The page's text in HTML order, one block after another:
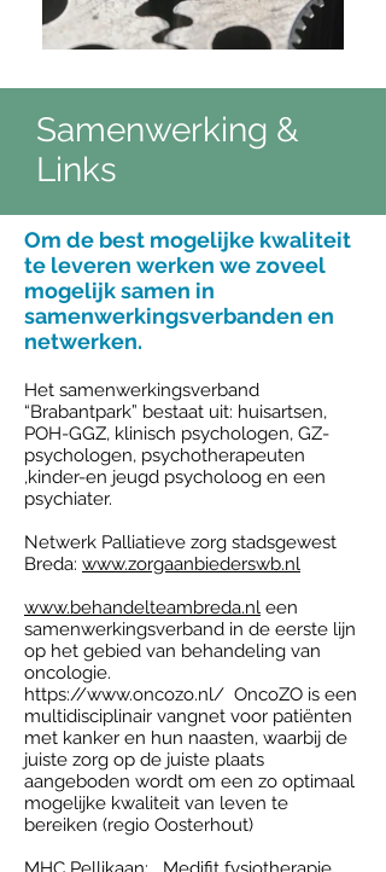
Samenwerking &
Links
Om de best mogelijke kwaliteit
te leveren werken we zoveel
mogelijk samen in
samenwerkingsverbanden en
netwerken.
Het samenwerkingsverband
“Brabantpark” bestaat uit: huisartsen,
POH-GGZ, klinisch psychologen, GZ-
psychologen, psychotherapeuten
,kinder-en jeugd psycholoog en een
psychiater.
Netwerk Palliatieve zorg stadsgewest
Breda: www.zorgaanbiederswb.nl
www.behandelteambreda.nl een
samenwerkingsverband in de eerste lijn
op het gebied van behandeling van
oncologie.
https://www.oncozo.nl/ OncoZO is een
multidisciplinair vangnet voor patiënten
met kanker en hun naasten, waarbij de
juiste zorg op de juiste plaats
aangeboden wordt om een zo optimaal
mogelijke kwaliteit van leven te
bereiken (regio Oosterhout)